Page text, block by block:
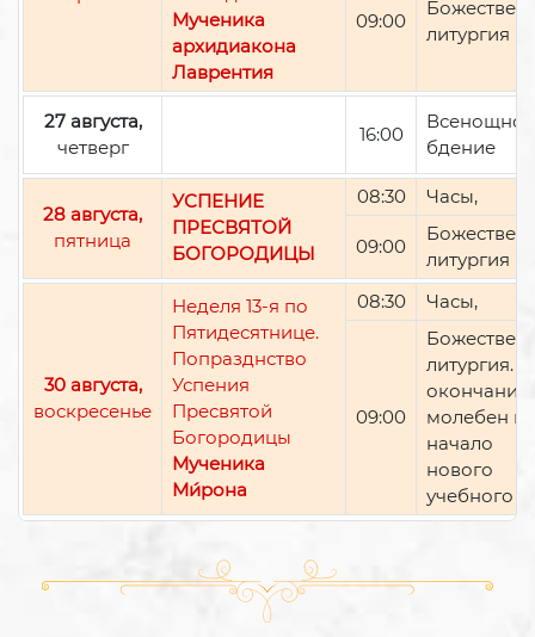
Мученика
архидиакона
Лаврентия
09:00
литургия
27 августа,
четверг
16:00
Всенощное
бдение
28 августа,
пятница
УСПЕНИЕ
ПРЕСВЯТОЙ
БОГОРОДИЦЫ
08:30 Часы,
09:00
литургия
30 августа,
воскресенье
Неделя 13-я по
Пятидесятнице.
Попразднство
Успения
Пресвятой
Богородицы
Мученика
Ми́рона
08:30 Часы,
09:00
литургия.
окончании
молебен
начало
нового
учебного